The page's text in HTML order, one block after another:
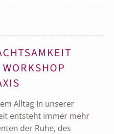
Alltag In unserer
entsteht immer mehr
der Ruhe, des